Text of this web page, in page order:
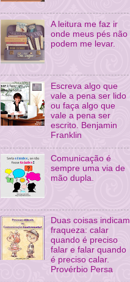
A leitura me faz ir
onde meus pés não
podem me levar.
Escreva algo que
vale a pena ser lido
ou faça algo que
vale a pena ser
escrito. Benjamin
Franklin
Comunicação é
sempre uma via de
mão dupla.
Duas coisas indicam
fraqueza: calar
quando é preciso
falar e falar quando
é preciso calar.
Provérbio Persa